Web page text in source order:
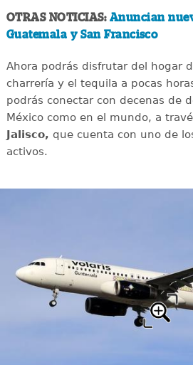
OTRAS NOTICIAS: Anuncian
Guatemala y San Francisco
Ahora podrás disfrutar del hogar
charrería y el tequila a pocas
podrás conectar con decenas de
México como en el mundo, a
Jalisco, que cuenta con uno de
activos.